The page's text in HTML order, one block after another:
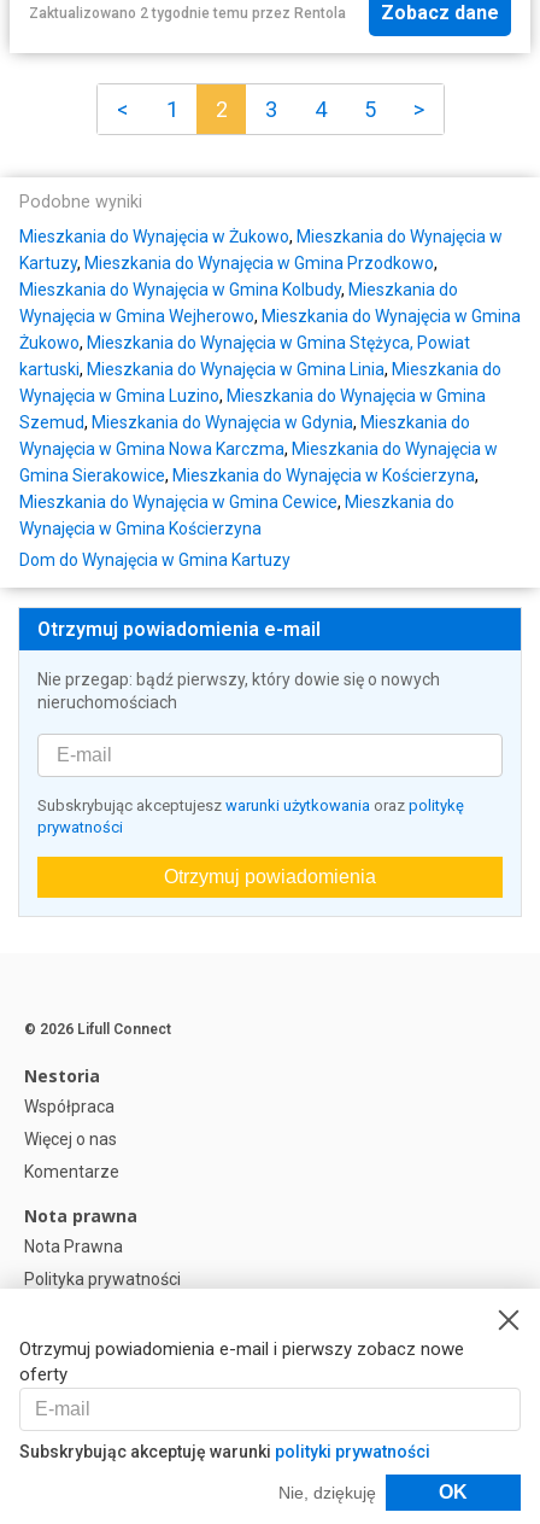
Zaktualizowano 2 tygodnie temu przez Rentola Zobacz dane
< 1 2 3 4 5 >
Podobne wyniki
Mieszkania do Wynajęcia w Żukowo, Mieszkania do Wynajęcia w
Kartuzy, Mieszkania do Wynajęcia w Gmina Przodkowo,
Mieszkania do Wynajęcia w Gmina Kolbudy, Mieszkania do
Wynajęcia w Gmina Wejherowo, Mieszkania do Wynajęcia w Gmina
Żukowo, Mieszkania do Wynajęcia w Gmina Stężyca, Powiat
kartuski, Mieszkania do Wynajęcia w Gmina Linia, Mieszkania do
Wynajęcia w Gmina Luzino, Mieszkania do Wynajęcia w Gmina
Szemud, Mieszkania do Wynajęcia w Gdynia, Mieszkania do
Wynajęcia w Gmina Nowa Karczma, Mieszkania do Wynajęcia w
Gmina Sierakowice, Mieszkania do Wynajęcia w Kościerzyna,
Mieszkania do Wynajęcia w Gmina Cewice, Mieszkania do
Wynajęcia w Gmina Kościerzyna
Dom do Wynajęcia w Gmina Kartuzy
Otrzymuj powiadomienia e-mail
Nie przegap: bądź pierwszy, który dowie się o nowych
nieruchomościach
Subskrybując akceptujesz warunki użytkowania oraz politykę
prywatności
Otrzymuj powiadomienia
Otrzymuj powiadomienia e-mail i pierwszy zobacz nowe
oferty
Subskrybując akceptuję warunki polityki prywatności
Nie, dziękuję OK
Filtry
© 2026 Lifull Connect
Nestoria
Współpraca
Więcej o nas
Komentarze
Nota prawna
Nota Prawna
Polityka prywatności
Preferencje plików cookie
Help
Pytania
Nasi Partnerzy